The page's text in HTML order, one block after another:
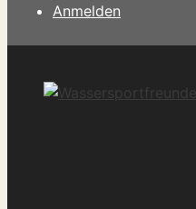
Anmelden